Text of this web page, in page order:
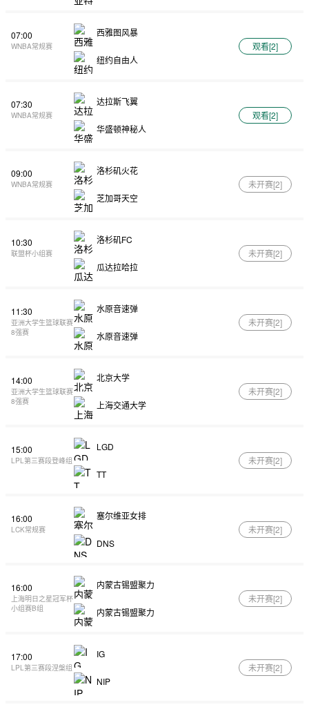
07:00
WNBA常规赛
西雅图风暴
纽约自由人
观看[2]
07:30
WNBA常规赛
达拉斯飞翼
华盛顿神秘人
观看[2]
09:00
WNBA常规赛
洛杉矶火花
芝加哥天空
未开赛[2]
10:30
联盟杯小组赛
洛杉矶FC
瓜达拉哈拉
未开赛[2]
11:30
亚洲大学生篮球联赛
8强赛
水原音速弹
水原音速弹
未开赛[2]
14:00
亚洲大学生篮球联赛
8强赛
北京大学
上海交通大学
未开赛[2]
15:00
LPL第三赛段登峰组
LGD
TT
未开赛[2]
16:00
LCK常规赛
塞尔维亚女排
DNS
未开赛[2]
16:00
上海明日之星冠军杯
小组赛B组
内蒙古锡盟聚力
内蒙古锡盟聚力
未开赛[2]
17:00
LPL第三赛段涅槃组
IG
NIP
未开赛[2]